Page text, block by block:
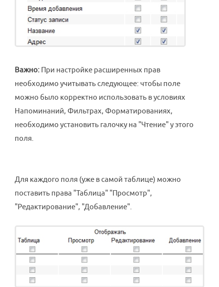
Важно: При настройке расширенных прав
необходимо учитывать следующее: чтобы поле
можно было корректно использовать в условиях
Напоминаний, Фильтрах, Форматированиях,
необходимо установить галочку на "Чтение" у этого
поля.
Для каждого поля (уже в самой таблице) можно
поставить права "Таблица" "Просмотр",
"Редактирование", "Добавление".